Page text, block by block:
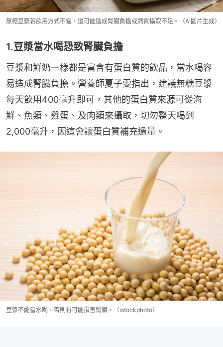
無糖豆漿若飲用方式不當，還可能造成腎臟負擔或鈣質攝取不足。（AI圖片生成）
1.豆漿當水喝恐致腎臟負擔
豆漿和鮮奶一樣都是富含有蛋白質的飲品，當水喝容
易造成腎臟負擔。營養師夏子雯指出，建議無糖豆漿
每天飲用400毫升即可，其他的蛋白質來源可從海
鮮、魚類、雞蛋、及肉類來攝取，切勿整天喝到
2,000毫升，因這會讓蛋白質補充過量。
豆漿不能當水喝，否則有可能損害腎臟。（istockphoto）